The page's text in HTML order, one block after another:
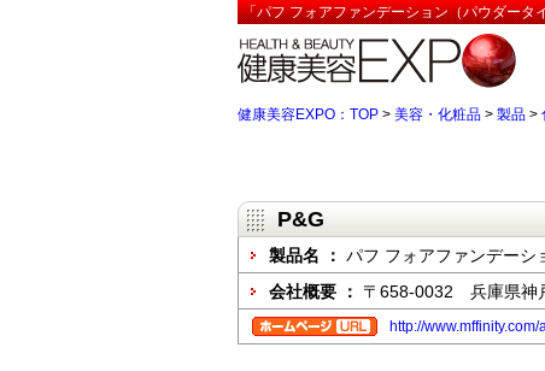
「パフ フォアファンデーション（パウダータ
健康美容EXPO：TOP > 美容・化粧品 > 製品 >
P&G
製品名 ： パフ フォアファンデーシ
会社概要 ： 〒658-0032 兵庫県神
http://